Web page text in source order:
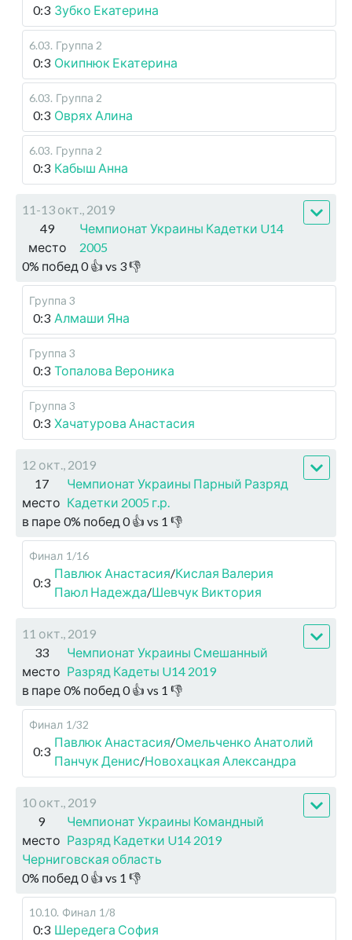
0:3 Зубко Екатерина
6.03. Группа 2
0:3 Окипнюк Екатерина
6.03. Группа 2
0:3 Оврях Алина
6.03. Группа 2
0:3 Кабыш Анна
11-13 окт., 2019
49
место
Чемпионат Украины Кадетки U14
2005
0% побед 0👍 vs 3👎
Группа 3
0:3 Алмаши Яна
Группа 3
0:3 Топалова Вероника
Группа 3
0:3 Хачатурова Анастасия
12 окт., 2019
17
место
Чемпионат Украины Парный Разряд
Кадетки 2005 г.р.
в паре 0% побед 0👍 vs 1 👎
Финал 1/16
0:3
Павлюк Анастасия/Кислая Валерия
Паюл Надежда/Шевчук Виктория
11 окт., 2019
33
место
Чемпионат Украины Смешанный
Разряд Кадеты U14 2019
в паре 0% побед 0👍 vs 1 👎
Финал 1/32
0:3
Павлюк Анастасия/Омельченко Анатолий
Панчук Денис/Новохацкая Александра
10 окт., 2019
9
место
Чемпионат Украины Командный
Разряд Кадетки U14 2019
Черниговская область
0% побед 0👍 vs 1 👎
10.10. Финал 1/8
0:3 Шередега София